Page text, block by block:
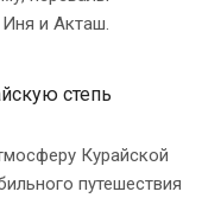
и Акташ.
степь
Курайской
путешествия